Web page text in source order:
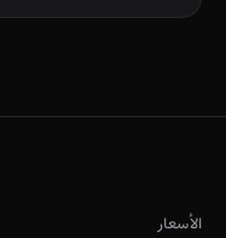
الأسعار